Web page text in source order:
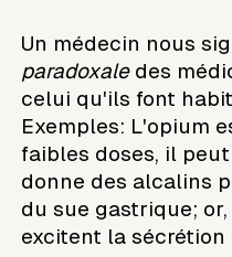
Un médecin nous
paradoxaledes
celui qu'ils font
Exemples: L'opium
faibles doses, il
donne des alcalins
du sue gastrique;
excitent la sécrétion